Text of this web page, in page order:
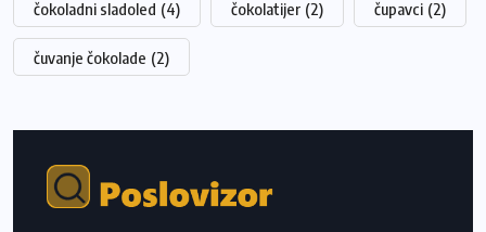
čokoladni sladoled (4) čokolatijer (2) čupavci (2)
čuvanje čokolade (2)